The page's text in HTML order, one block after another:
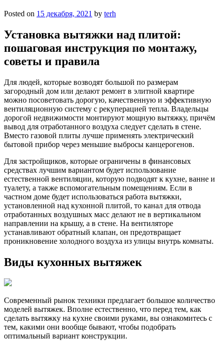
Posted on 15 декабря, 2021 by terh
Установка вытяжки над плитой:
пошаговая инструкция по монтажу,
советы и правила
Для людей, которые возводят большой по размерам
загородный дом или делают ремонт в элитной квартире
можно посоветовать дорогую, качественную и эффективную
вентиляционную систему с рекуперацией тепла. Владельцы
дорогой недвижимости монтируют мощную вытяжку, причём
вывод для отработанного воздуха следует сделать в стене.
Вместо газовой плиты лучше применять электрический
бытовой прибор через меньшие выбросы канцерогенов.
Для застройщиков, которые ограничены в финансовых
средствах лучшим вариантом будет использование
естественной вентиляции, которую подводят к кухне, ванне и
туалету, а также вспомогательным помещениям. Если в
частном доме будет использоваться работа вытяжки,
установленной над кухонной плитой, то канал для отвода
отработанных воздушных масс делают не в вертикальном
направлении на крышу, а в стене. На вентиляторе
устанавливают обратный клапан, он предотвращает
проникновение холодного воздуха из улицы внутрь комнаты.
Виды кухонных вытяжек
Современный рынок техники предлагает большое количество
моделей вытяжек. Вполне естественно, что перед тем, как
сделать вытяжку на кухне своими руками, вы ознакомитесь с
тем, какими они вообще бывают, чтобы подобрать
оптимальный вариант конструкции.